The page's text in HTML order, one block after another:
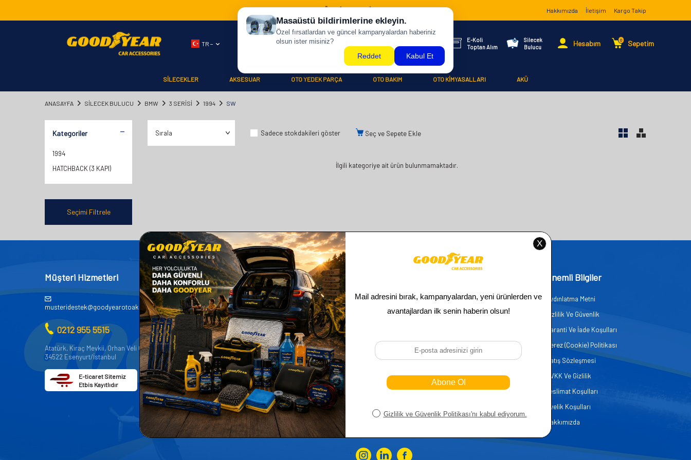
500 TL ÜZERİ KARGO BİZDEN ! Hakkımızda İletişim Kargo Takip
TR −
E-Koli
Toptan Alım
Silecek
Bulucu
Hesabım 0 Sepetim
SİLECEKLER AKSESUAR OTO YEDEK PARÇA OTO BAKIM OTO KİMYASALLARI AKÜ
ANASAYFA SILECEK BULUCU BMW 3 SERİSİ 1994 SW
Kategoriler
1994
HATCHBACK (3 KAPI)
Seçimi Filtrele
Sadece stokdakileri göster Seç ve Sepete Ekle
İlgili kategoriye ait ürün bulunmamaktadır.
Müşteri Hizmetleri
musteridestek@goodyearotoaksesuar.com.tr
0212 955 5515
Atatürk, Kıraç Mevkii, Orhan Veli Cd. D:No:19,
34522 Esenyurt/İstanbul
E-ticaret Sitemiz
Etbis Kayıtlıdır
Kategoriler
AKÜ
OTO KİMYASALLARI
OTO YEDEK PARÇA
AKSESUAR
OTO BAKIM
Üye
Sepetim
Bayi Kayıt
Bayi Girişi
Yeni Üye Kayıt
Üye Girişi
Ana Sayfa
Müşteri Hizmetleri
Önemli Bilgiler
Aydınlatma Metni
Gizlilik Ve Güvenlik
Garanti Ve İade Koşulları
Çerez (Cookie) Politikası
Satış Sözleşmesi
KVKK Ve Gizlilik
Teslimat Koşulları
Üyelik Koşulları
Hakkımızda